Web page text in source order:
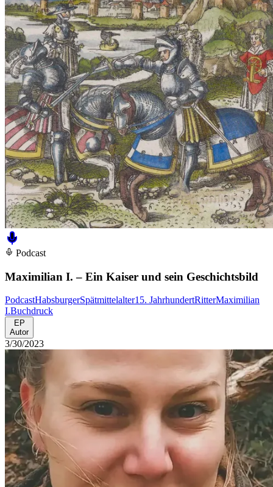
Podcast
Maximilian I. – Ein Kaiser und sein Geschichtsbild
PodcastHabsburgerSpätmittelalter15. JahrhundertRitterMaximilian
I.Buchdruck
EP
Autor
3/30/2023